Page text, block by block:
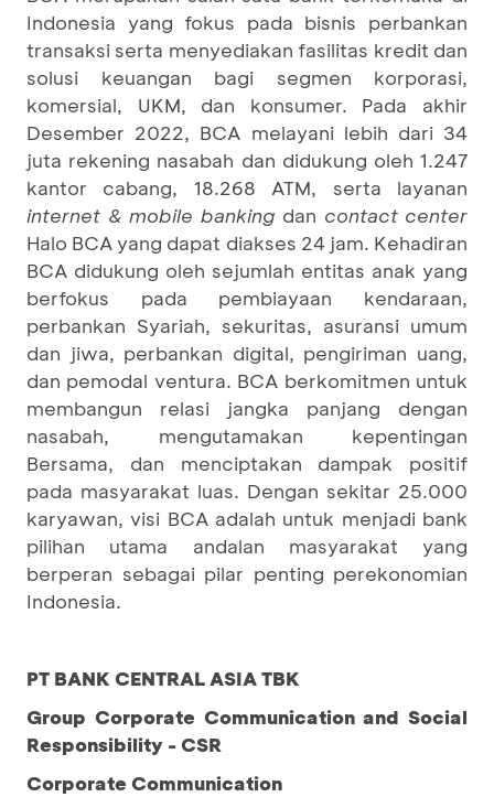
Indonesia yang fokus pada bisnis perbankan
transaksi serta menyediakan fasilitas kredit dan
solusi keuangan bagi segmen korporasi,
komersial, UKM, dan konsumer. Pada akhir
Desember 2022, BCA melayani lebih dari 34
juta rekening nasabah dan didukung oleh 1.247
kantor cabang, 18.268 ATM, serta layanan
internet & mobile banking dan contact center
Halo BCA yang dapat diakses 24 jam. Kehadiran
BCA didukung oleh sejumlah entitas anak yang
berfokus pada pembiayaan kendaraan,
perbankan Syariah, sekuritas, asuransi umum
dan jiwa, perbankan digital, pengiriman uang,
dan pemodal ventura. BCA berkomitmen untuk
membangun relasi jangka panjang dengan
nasabah, mengutamakan kepentingan
Bersama, dan menciptakan dampak positif
pada masyarakat luas. Dengan sekitar 25.000
karyawan, visi BCA adalah untuk menjadi bank
pilihan utama andalan masyarakat yang
berperan sebagai pilar penting perekonomian
Indonesia.
PT BANK CENTRAL ASIA TBK
Group Corporate Communication and Social
Responsibility - CSR
Corporate Communication